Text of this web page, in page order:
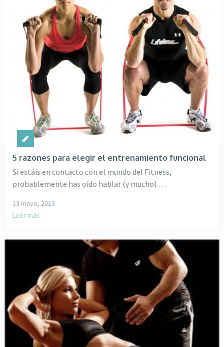
5 razones para elegir el entrenamiento funcional
Si estáis en contacto con el mundo del Fitness,
probablemente has oído hablar (y mucho) …
13 mayo, 2013
Leer más